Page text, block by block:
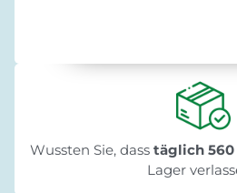
Wussten Sie, dass täglich 560
Lager